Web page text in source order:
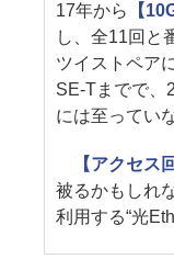
17年から
【
し、全11回と
ツイストペア
SE-Tまでで、
には至ってい
【アクセス
被るかもしれ
利用する“光